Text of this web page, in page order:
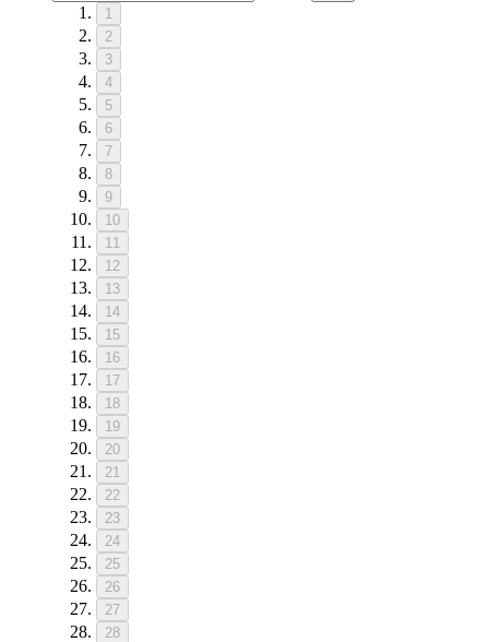
1
2
3
4
5
6
7
8
9
10
11
12
13
14
15
16
17
18
19
20
21
22
23
24
25
26
27
28